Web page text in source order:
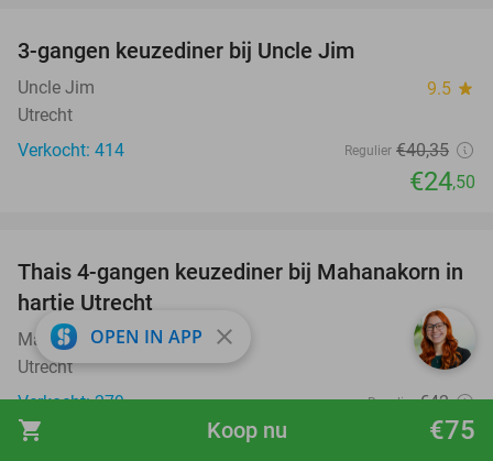
shopping_cart €75
Koop nu
3-gangen keuzediner bij Uncle Jim
Uncle Jim 9.5 star
Utrecht
Verkocht: 414
Regulier €40,35
€24,50
41%
Thais 4-gangen keuzediner bij Mahanakorn in
hartje Utrecht
Mahanakorn 9.2star
Utrecht
Verkocht: 279
Regulier €42
€24,95
OPEN IN APP close